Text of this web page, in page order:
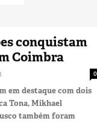
conquistam
Coimbra
0
em destaque com dois
Tona, Mikhael
também foram